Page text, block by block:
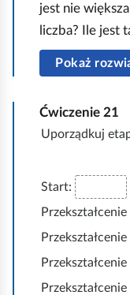
jest nie
liczba? Ile jest
Pokaż
Ćwiczenie 21
Uporządkuj
Start:
Przekształcenie
Przekształcenie
Przekształcenie
Przekształcenie